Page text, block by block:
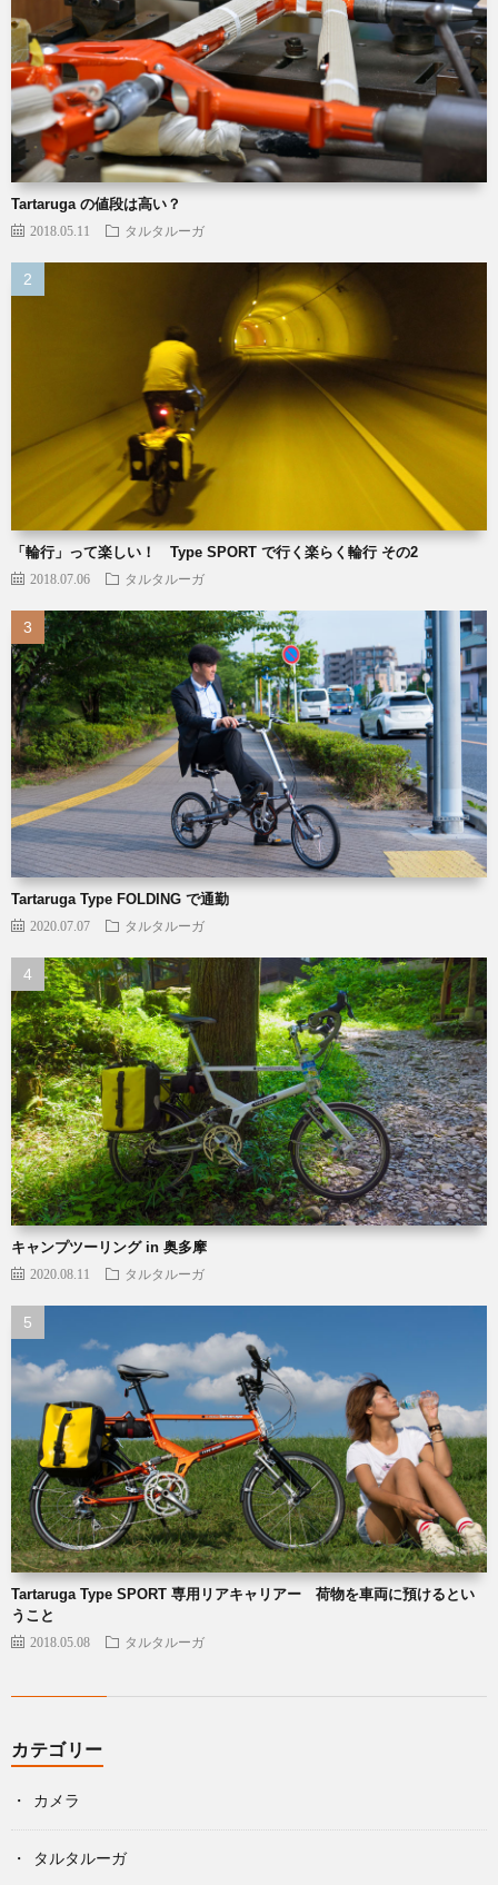
Tartaruga の値段は高い？
2018.05.11 タルタルーガ
「輪行」って楽しい！ Type SPORT で行く楽らく輪行 その2
2018.07.06 タルタルーガ
Tartaruga Type FOLDING で通勤
2020.07.07 タルタルーガ
キャンプツーリング in 奥多摩
2020.08.11 タルタルーガ
Tartaruga Type SPORT 専用リアキャリアー 荷物を車両に預けるとい
うこと
2018.05.08 タルタルーガ
カテゴリー
カメラ
タルタルーガ